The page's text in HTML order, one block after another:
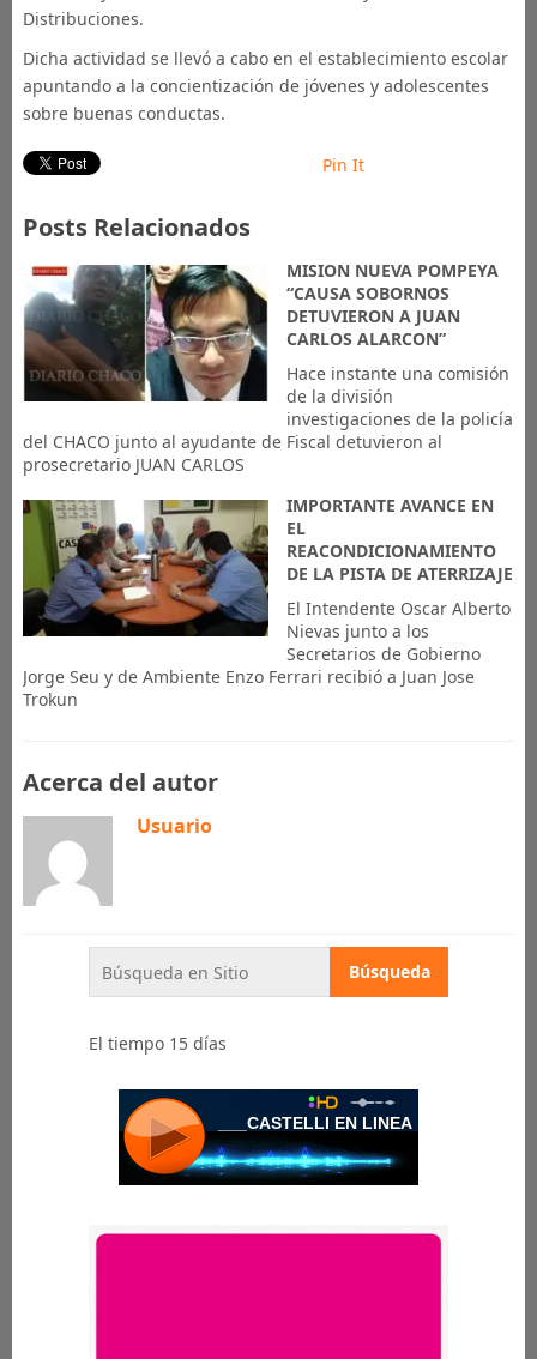
Distribuciones.
Dicha actividad se llevó a cabo en el establecimiento escolar
apuntando a la concientización de jóvenes y adolescentes
sobre buenas conductas.
Pin It
Posts Relacionados
MISION NUEVA POMPEYA
“CAUSA SOBORNOS
DETUVIERON A JUAN
CARLOS ALARCON”
Hace instante una comisión
de la división
investigaciones de la policía
del CHACO junto al ayudante de Fiscal detuvieron al
prosecretario JUAN CARLOS
IMPORTANTE AVANCE EN
EL
REACONDICIONAMIENTO
DE LA PISTA DE ATERRIZAJE
El Intendente Oscar Alberto
Nievas junto a los
Secretarios de Gobierno
Jorge Seu y de Ambiente Enzo Ferrari recibió a Juan Jose
Trokun
Acerca del autor
Usuario
El tiempo 15 días